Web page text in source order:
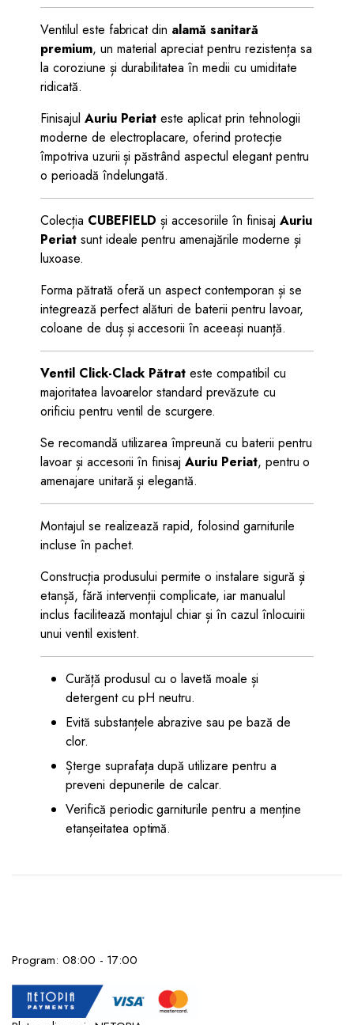
Ventilul este fabricat din alamă sanitară
premium, un material apreciat pentru rezistența sa
la coroziune și durabilitatea în medii cu umiditate
ridicată.
Finisajul Auriu Periat este aplicat prin tehnologii
moderne de electroplacare, oferind protecție
împotriva uzurii și păstrând aspectul elegant pentru
o perioadă îndelungată.
Colecția CUBEFIELD și accesoriile în finisaj Auriu
Periatsunt ideale pentru amenajările moderne și
luxoase.
Forma pătrată oferă un aspect contemporan și se
integrează perfect alături de baterii pentru lavoar,
coloane de duș și accesorii în aceeași nuanță.
Ventil Click-Clack Pătrat este compatibil cu
majoritatea lavoarelor standard prevăzute cu
orificiu pentru ventil de scurgere.
Se recomandă utilizarea împreună cu baterii pentru
lavoar și accesorii în finisajAuriu Periat, pentru o
amenajare unitară și elegantă.
Montajul se realizează rapid, folosind garniturile
incluse în pachet.
Construcția produsului permite o instalare sigură și
etanșă, fără intervenții complicate, iar manualul
inclus facilitează montajul chiar și în cazul înlocuirii
unui ventil existent.
Curăță produsul cu o lavetă moale și
detergent cu pH neutru.
Evită substanțele abrazive sau pe bază de
clor.
Șterge suprafața după utilizare pentru a
preveni depunerile de calcar.
Verifică periodic garniturile pentru a menține
etanșeitatea optimă.
Program: 08:00 - 17:00